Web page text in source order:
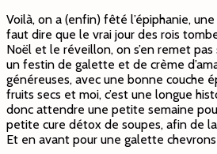
Voilà, on a (enfin) fêté l’épiphanie,
faut dire que le vrai jour des rois
Noël et le réveillon, on s’en remet
un festin de galette et de crème
généreuses, avec une bonne couche
fruits secs et moi, c’est une longue
donc attendre une petite semaine
petite cure détox de soupes, afin de
Et en avant pour une galette